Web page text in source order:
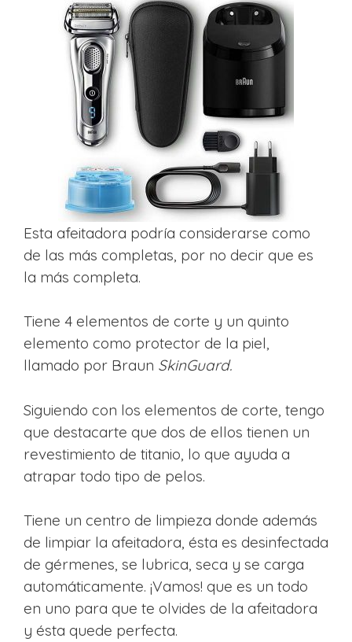
Esta afeitadora podría considerarse como
de las más completas, por no decir que es
la más completa.
Tiene 4 elementos de corte y un quinto
elemento como protector de la piel,
llamado por Braun SkinGuard.
Siguiendo con los elementos de corte, tengo
que destacarte que dos de ellos tienen un
revestimiento de titanio, lo que ayuda a
atrapar todo tipo de pelos.
Tiene un centro de limpieza donde además
de limpiar la afeitadora, ésta es desinfectada
de gérmenes, se lubrica, seca y se carga
automáticamente. ¡Vamos! que es un todo
en uno para que te olvides de la afeitadora
y ésta quede perfecta.